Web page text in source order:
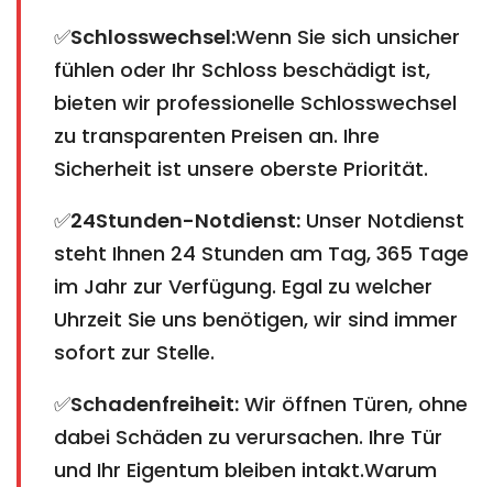
✅Schlosswechsel:Wenn Sie sich unsicher
fühlen oder Ihr Schloss beschädigt ist,
bieten wir professionelle Schlosswechsel
zu transparenten Preisen an. Ihre
Sicherheit ist unsere oberste Priorität.
✅24Stunden-Notdienst: Unser Notdienst
steht Ihnen 24 Stunden am Tag, 365 Tage
im Jahr zur Verfügung. Egal zu welcher
Uhrzeit Sie uns benötigen, wir sind immer
sofort zur Stelle.
✅Schadenfreiheit: Wir öffnen Türen, ohne
dabei Schäden zu verursachen. Ihre Tür
und Ihr Eigentum bleiben intakt.Warum